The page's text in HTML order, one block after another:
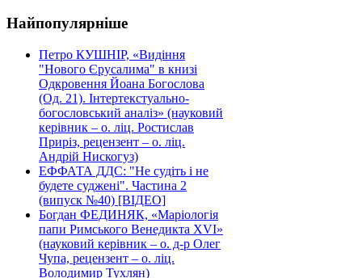
Найпопулярніше
Петро КУШНІР, «Видіння
"Нового Єрусалима" в книзі
Одкровення Йоана Богослова
(Од. 21). Інтертекстуально-
богословський аналіз» (науковий
керівник – о. ліц. Ростислав
Приріз, рецензент – о. ліц.
Андрій Нискогуз)
ЕФФАТА ДДС: "Не судіть і не
будете суджені". Частина 2
(випуск №40) [ВІДЕО]
Богдан ФЕДИНЯК, «Маріологія
папи Римського Венедикта XVI»
(науковий керівник – о. д-р Олег
Чупа, рецензент – о. ліц.
Володимир Тухлян)